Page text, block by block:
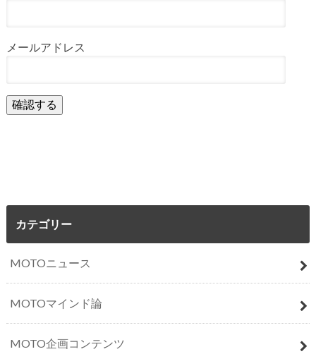
メールアドレス
カテゴリー
MOTOニュース
MOTOマインド論
MOTO企画コンテンツ